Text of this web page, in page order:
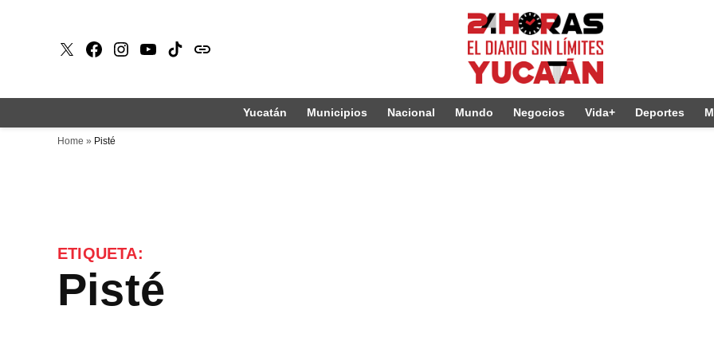
X Faceboook
Instagram
Youtube
Tiktokissuu
Yucatán Municipios Nacional Mundo Negocios Vida+ Deportes
Home » Pisté
ETIQUETA:
Pisté